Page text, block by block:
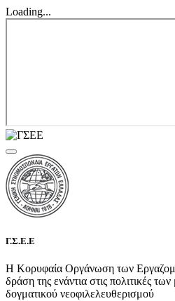
Loading...
Γ.Σ.Ε.Ε
Η Κορυφαία Οργάνωση των
δράση της ενάντια στις πολιτικές
δογματικού νεοφιλελευθερισμού